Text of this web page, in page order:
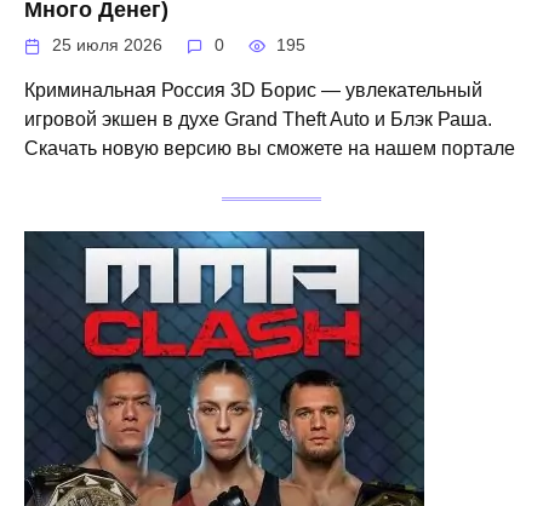
Много Денег)
25 июля 2026 0 195
Криминальная Россия 3D Борис — увлекательный
игровой экшен в духе Grand Theft Auto и Блэк Раша.
Скачать новую версию вы сможете на нашем портале